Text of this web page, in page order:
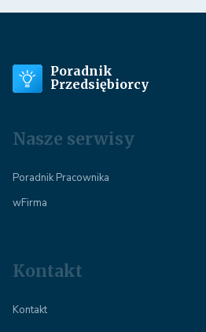
Poradnik
Przedsiębiorcy
Nasze serwisy
Poradnik Pracownika
wFirma
Kontakt
Kontakt